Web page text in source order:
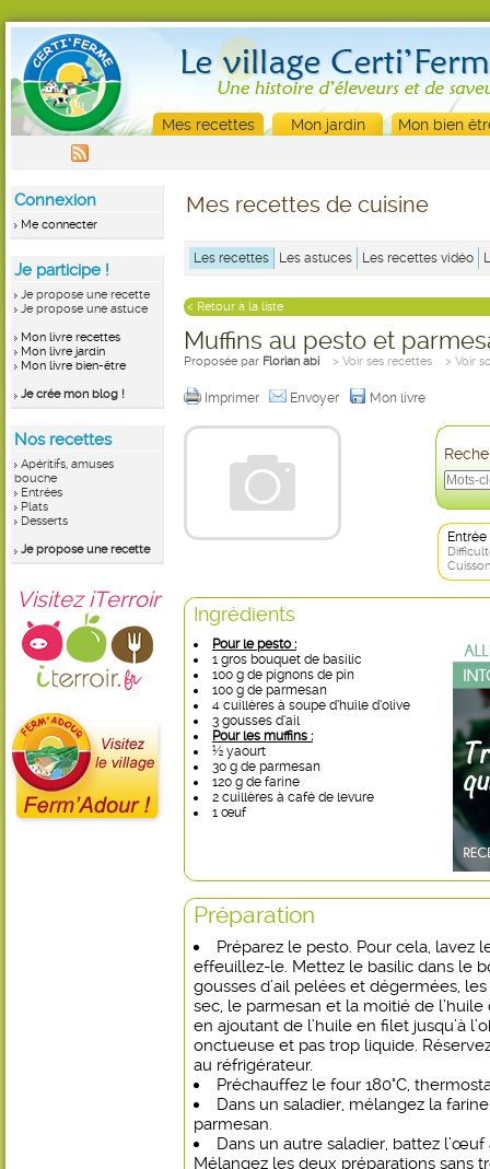
Mes recettes Mon jardin Mon bien
Connexion
Me connecter
Je participe !
Je propose une recette
Je propose une astuce
Mon livre recettes
Mon livre jardin
Mon livre bien-être
Je crée mon blog !
Nos recettes
Apéritifs, amuses
bouche
Entrées
Plats
Desserts
Je propose une recette
Visitez iTerroir
Mes recettes de cuisine
Les recettes Les astuces Les recettes vidéo
< Retour à la liste
Muffins au pesto et
Proposée par Florian abi > Voir ses recettes > Voir
Imprimer Envoyer Mon livre
Entrée
Ingrédients
Pour le pesto :
1 gros bouquet de basilic
100 g de pignons de pin
100 g de parmesan
4 cuillères à soupe d’huile d’olive
3 gousses d’ail
Pour les muffins :
½ yaourt
30 g de parmesan
120 g de farine
2 cuillères à café de levure
1 œuf
Préparation
Préparez le pesto. Pour cela, lavez
effeuillez-le. Mettez le basilic dans le
gousses d’ail pelées et dégermées,
sec, le parmesan et la moitié de l’huile
en ajoutant de l’huile en filet jusqu’à
onctueuse et pas trop liquide.
au réfrigérateur.
Préchauffez le four 180°C,
Dans un saladier, mélangez la
parmesan.
Dans un autre saladier, battez
Mélangez les deux préparations sans